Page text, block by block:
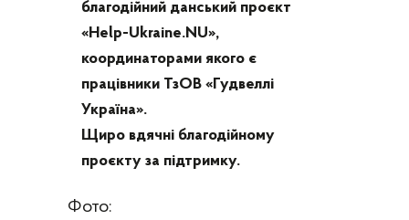
благодійний данський проєкт
«Help-Ukraine.NU»,
координаторами якого є
працівники ТзОВ «Гудвеллі
Україна».
Щиро вдячні благодійному
проєкту за підтримку.
Фото: